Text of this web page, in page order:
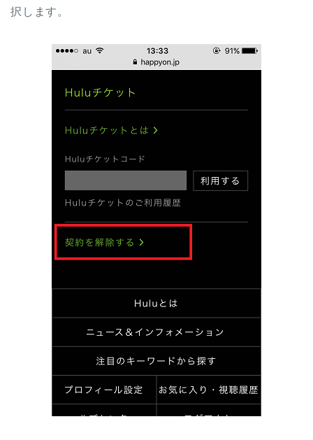
択します。